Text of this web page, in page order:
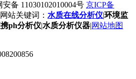
备 11030102010004号 京ICP备
网站关键词： 水质在线分析仪|环境监
ph分析仪|水质分析仪器|网站地图